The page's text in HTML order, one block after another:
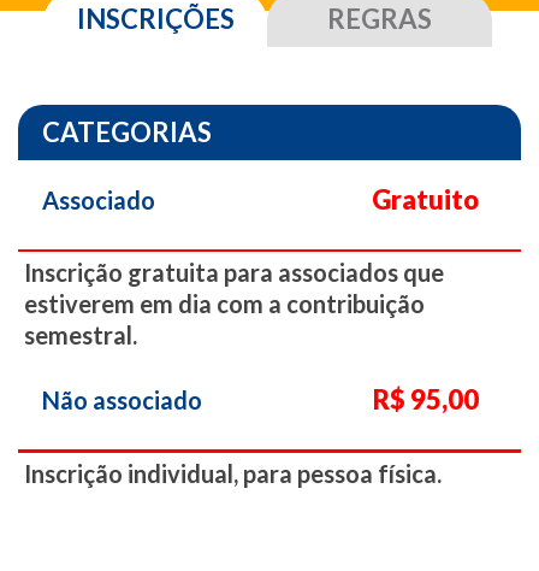
INSCRIÇÕES REGRAS
CATEGORIAS
Associado Gratuito
Inscrição gratuita para associados que
estiverem em dia com a contribuição
semestral.
Não associado R$ 95,00
Inscrição individual, para pessoa física.